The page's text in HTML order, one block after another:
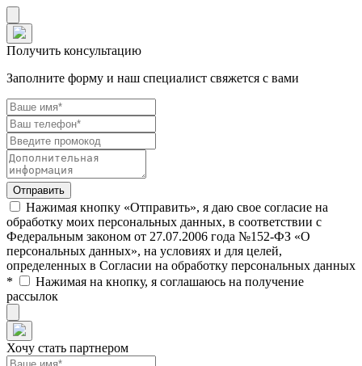
Получить консультацию
Заполните форму и наш специалист свяжется с вами
Нажимая кнопку «Отправить», я даю свое согласие на
обработку моих персональных данных, в соответствии с
Федеральным законом от 27.07.2006 года №152-ФЗ «О
персональных данных», на условиях и для целей,
определенных в Согласии на обработку персональных данных
*
Нажимая на кнопку, я соглашаюсь на получение
рассылок
Хочу стать партнером